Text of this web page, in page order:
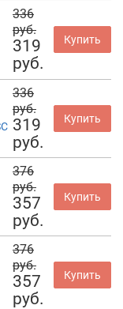
336
руб.
319
руб.
Купить
336
руб.
319
руб.
Купить
376
руб.
357
руб.
Купить
376
руб.
357
руб.
Купить